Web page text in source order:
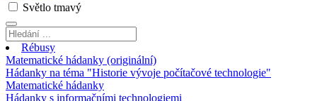
Světlo tmavý
Rébusy
Matematické hádanky (originální)
Hádanky na téma "Historie vývoje počítačové technologie"
Matematické hádanky
Hádanky s informačními technologiemi